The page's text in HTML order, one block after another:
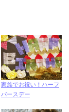
家族でお祝い！ハーフ
バースデー